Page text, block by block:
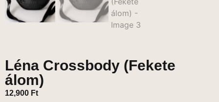
Léna Crossbody (Fekete
álom)
12,900 Ft